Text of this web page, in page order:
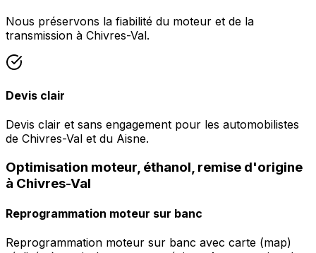
Nous préservons la fiabilité du moteur et de la
transmission à Chivres-Val.
Devis clair
Devis clair et sans engagement pour les automobilistes
de Chivres-Val et du Aisne.
Optimisation moteur, éthanol, remise d'origine
à Chivres-Val
Reprogrammation moteur sur banc
Reprogrammation moteur sur banc avec carte (map)